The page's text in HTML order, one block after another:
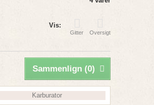
Vis:
Gitter Oversigt
Sammenlign (0)